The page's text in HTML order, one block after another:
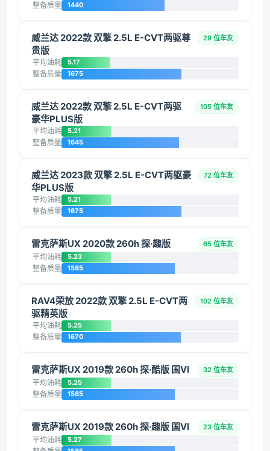
整备质量 1440
威兰达 2022款 双擎 2.5L E-CVT两驱尊
贵版
29 位车友
平均油耗 5.17
整备质量 1675
威兰达 2022款 双擎 2.5L E-CVT两驱
豪华PLUS版
105 位车友
平均油耗 5.21
整备质量 1645
威兰达 2023款 双擎 2.5L E-CVT两驱豪
华PLUS版
72 位车友
平均油耗 5.21
整备质量 1675
雷克萨斯UX 2020款 260h 探·趣版 65 位车友
平均油耗 5.23
整备质量 1585
RAV4荣放 2022款 双擎 2.5L E-CVT两
驱精英版
102 位车友
平均油耗 5.25
整备质量 1670
雷克萨斯UX 2019款 260h 探·酷版 国VI 32 位车友
平均油耗 5.25
整备质量 1585
雷克萨斯UX 2019款 260h 探·趣版 国VI 23 位车友
平均油耗 5.27